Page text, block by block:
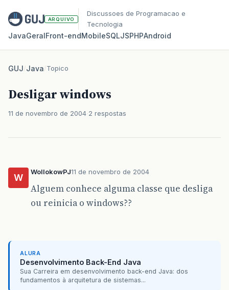
ARQUIVO
Discussoes de Programacao e
Tecnologia
JavaGeralFront‑endMobileSQLJSPHPAndroid
GUJ/Java/Topico
Desligar windows
11 de novembro de 2004 2 respostas
W
WollokowPJ11 de novembro de 2004
Alguem conhece alguma classe que desliga
ou reinicia o windows??
ALURA
Desenvolvimento Back-End Java
Sua Carreira em desenvolvimento back-end Java: dos
fundamentos à arquitetura de sistemas...